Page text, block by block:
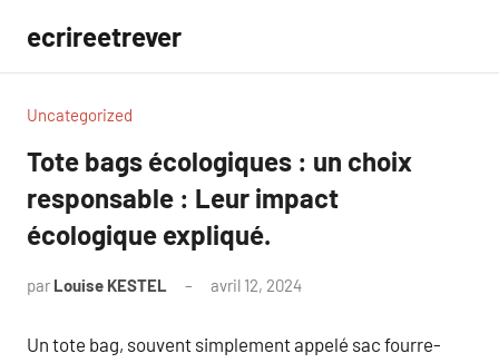
contenu
ecrireetrever
Uncategorized
Tote bags écologiques : un choix
responsable : Leur impact
écologique expliqué.
par Louise KESTEL avril 12, 2024
Un tote bag, souvent simplement appelé sac fourre-